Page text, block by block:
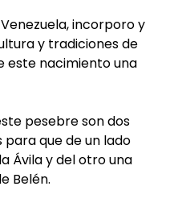
incorporo y
y tradiciones de
este nacimiento una
pesebre son dos
para que de un lado
Ávila y del otro una
Belén.